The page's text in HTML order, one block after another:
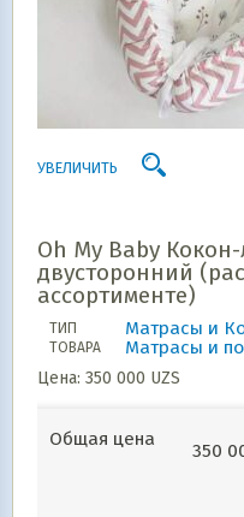
УВЕЛИЧИТЬ
Oh My Baby
двусторонний
ассортименте)
ТИП
ТОВАРА
Матрасы и
Матрасы и
Цена: 350 000 UZS
Общая цена
350